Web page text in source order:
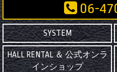
06-
SYSTEM
HALL RENTAL ＆ 公式オンラ
インショップ